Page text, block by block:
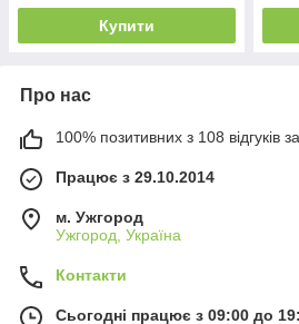
Купити
Про нас
100% позитивних з 108 відгуків
Працює з 29.10.2014
м. Ужгород
Ужгород, Україна
Контакти
Сьогодні працює з 09:00 до